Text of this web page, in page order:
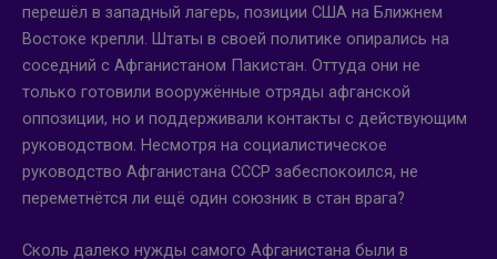
перешёл в западный лагерь, позиции США на Ближнем
Востоке крепли. Штаты в своей политике опирались на
соседний с Афганистаном Пакистан. Оттуда они не
только готовили вооружённые отряды афганской
оппозиции, но и поддерживали контакты с действующим
руководством. Несмотря на социалистическое
руководство Афганистана СССР забеспокоился, не
переметнётся ли ещё один союзник в стан врага?
Сколь далеко нужды самого Афганистана были в